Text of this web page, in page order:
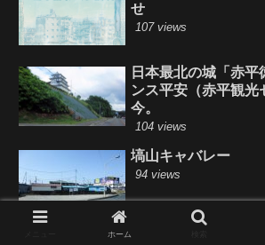
せ
107 views
日本最北の城「赤平
ンス平安（赤平観光
今。
104 views
塙山キャバレー
94 views
ホーム